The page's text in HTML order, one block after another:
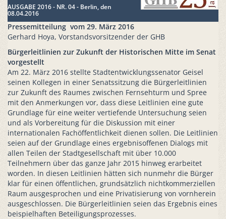
AUSGABE 2016 - NR. 04 - Berlin, den
08.04.2016
Pressemitteilung vom 29. März 2016
Gerhard Hoya, Vorstandsvorsitzender der GHB
Bürgerleitlinien zur Zukunft der Historischen Mitte im Senat
vorgestellt
Am 22. März 2016 stellte Stadtentwicklungssenator Geisel
seinen Kollegen in einer Senatssitzung die Bürgerleitlinien
zur Zukunft des Raumes zwischen Fernsehturm und Spree
mit den Anmerkungen vor, dass diese Leitlinien eine gute
Grundlage für eine weiter vertiefende Untersuchung seien
und als Vorbereitung für die Diskussion mit einer
internationalen Fachöffentlichkeit dienen sollen. Die Leitlinien
seien auf der Grundlage eines ergebnisoffenen Dialogs mit
allen Teilen der Stadtgesellschaft mit über 10.000
Teilnehmern über das ganze Jahr 2015 hinweg erarbeitet
worden. In diesen Leitlinien hätten sich nunmehr die Bürger
klar für einen öffentlichen, grundsätzlich nichtkommerziellen
Raum ausgesprochen und eine Privatisierung von vornherein
ausgeschlossen. Die Bürgerleitlinien seien das Ergebnis eines
beispielhaften Beteiligungsprozesses.